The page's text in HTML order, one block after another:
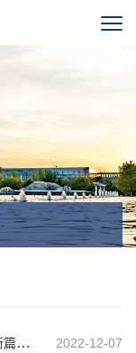
“共学党的二十大精神，书写中俄科创合作新篇章” ——国际合作处党支部与中国驻俄罗斯大使馆科技处党支部开展联学... 2022-12-07